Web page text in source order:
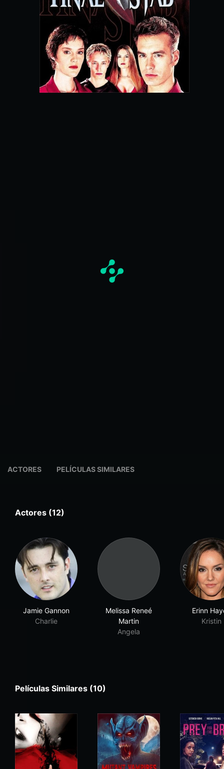
ACTORES PELÍCULAS SIMILARES
Actores (12)
Jamie Gannon
Charlie
Melissa Reneé
Martin
Angela
Erinn
Kristin
Películas Similares (10)